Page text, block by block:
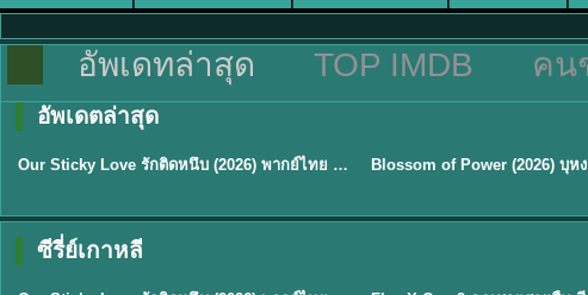
อัพเดทล่าสุด TOP IMDB คน
อัพเดตล่าสุด
★6
ซับไทย
Our Sticky Love รักติดหนึบ (2026) พากย์ไทย ซับไทย EP.1-12
ซีรี่ย์เกาหลี
ซับไทย